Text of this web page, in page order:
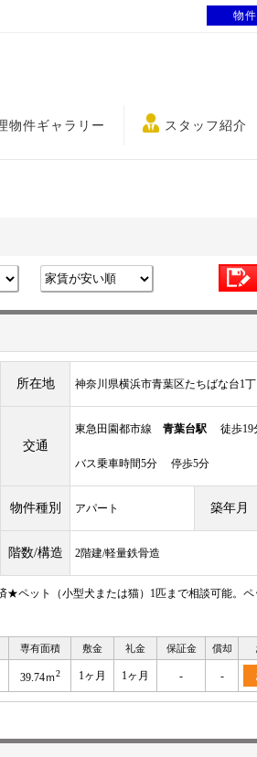
物件ギャラリー スタッフ紹介
所在地 神奈川県横浜市青葉区たちばな台1
交通
東急田園都市線 青葉台駅 徒歩19
バス乗車時間5分 停歩5分
物件種別 アパート 築年月
階数/構造 2階建/軽量鉄骨造
ット（小型犬または猫）1匹まで相談可能。ペ
専有面積 敷金 礼金 保証金 償却
39.74ｍ2 1ヶ月 1ヶ月 - -
物